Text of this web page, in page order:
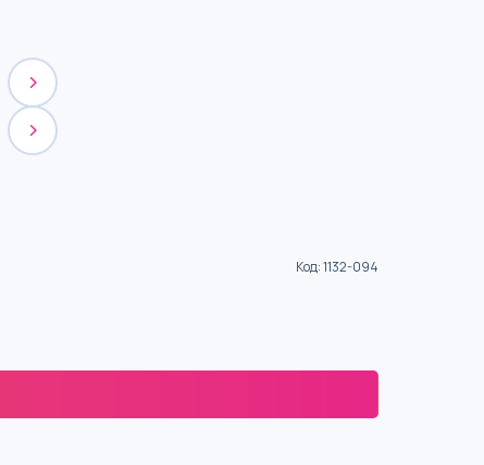
Код:1132-094